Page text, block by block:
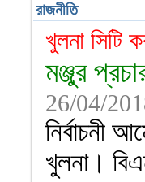
রাজনীতি
খুলনা সিটি
মঞ্জুর
26/04/
নির্বাচনী
খুলনা।